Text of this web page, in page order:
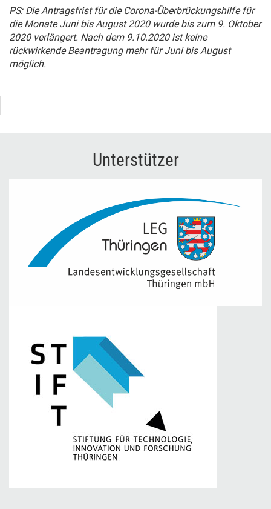
PS: Die Antragsfrist für die Corona-Überbrückungshilfe für
die Monate Juni bis August 2020 wurde bis zum 9. Oktober
2020 verlängert. Nach dem 9.10.2020 ist keine
rückwirkende Beantragung mehr für Juni bis August
möglich.
Unterstützer